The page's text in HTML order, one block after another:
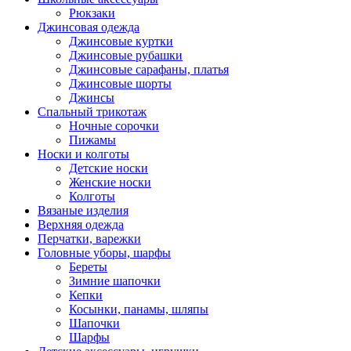
Рюкзаки
Джинсовая одежда
Джинсовые куртки
Джинсовые рубашки
Джинсовые сарафаны, платья
Джинсовые шорты
Джинсы
Спальный трикотаж
Ночные сорочки
Пижамы
Носки и колготы
Детские носки
Женские носки
Колготы
Вязаные изделия
Верхняя одежда
Перчатки, варежки
Головные уборы, шарфы
Береты
Зимние шапочки
Кепки
Косынки, панамы, шляпы
Шапочки
Шарфы